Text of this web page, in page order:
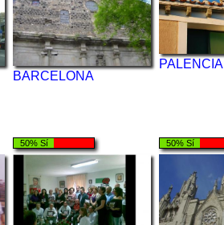
BARCELONA
PALENCIA
50% Sí 50% Sí